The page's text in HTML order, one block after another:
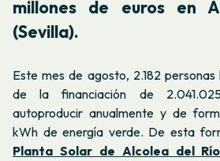
millones de euros en
(Sevilla).
Este mes de agosto, 2.182
de la financiación de
autoproducir anualmente y de
kWh de energía verde. De esta
Planta Solar de Alcolea del Río